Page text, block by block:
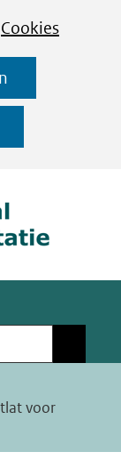
Cookies
voor